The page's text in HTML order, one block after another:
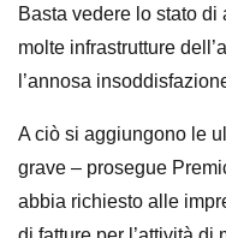
Basta vedere lo stato
molte infrastrutture
l’annosa
A ciò si aggiungono le
grave – prosegue
abbia richiesto alle